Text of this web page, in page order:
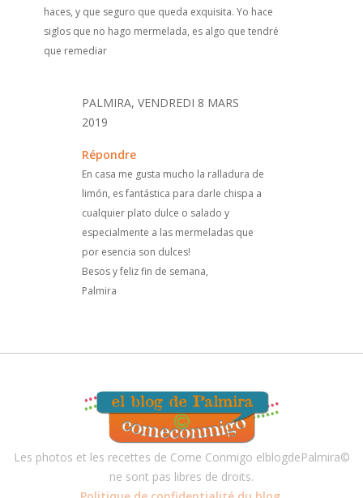
haces, y que seguro que queda exquisita. Yo hace
siglos que no hago mermelada, es algo que tendré
que remediar
PALMIRA, VENDREDI 8 MARS
2019
Répondre
En casa me gusta mucho la ralladura de
limón, es fantástica para darle chispa a
cualquier plato dulce o salado y
especialmente a las mermeladas que
por esencia son dulces!
Besos y feliz fin de semana,
Palmira
Les photos et les recettes de Come Conmigo elblogdePalmira©
ne sont pas libres de droits.